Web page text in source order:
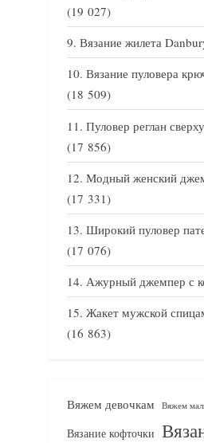
(19 027)
Вязание жилета
Вязание пуловера
(18 509)
Пуловер реглан
(17 856)
Модный женский
(17 331)
Широкий пуловер
(17 076)
Ажурный джемпер с
Жакет мужской
(16 863)
Вяжем девочкам Вяжем
Вязание кофточки